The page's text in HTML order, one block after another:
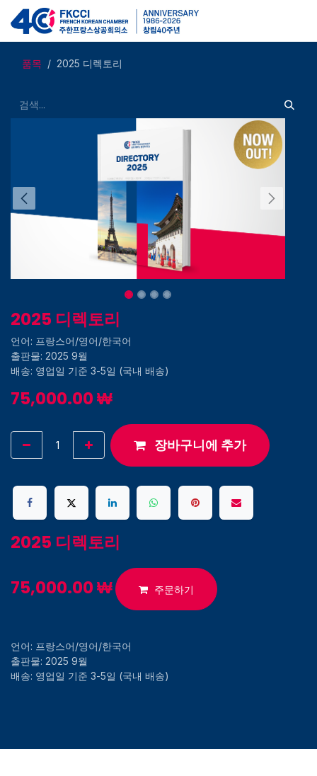
콘텐츠로 건너뛰기
품목 2025 디렉토리
2025 디렉토리
언어: 프랑스어/영어/한국어
출판물: 2025 9월
배송: 영업일 기준 3-5일 (국내 배송)
75,000.00₩
장바구니에 추가
2025 디렉토리
75,000.00₩ 주문하기
언어: 프랑스어/영어/한국어
출판물: 2025 9월
배송: 영업일 기준 3-5일 (국내 배송)